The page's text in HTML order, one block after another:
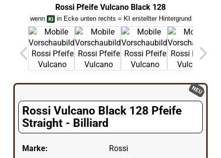
Rossi Pfeife Vulcano Black 128
wenn in Ecke unten rechts = KI erstellter Hintergrund
NEU
Rossi Vulcano Black 128 Pfeife
Straight - Billiard
Marke:
Rossi